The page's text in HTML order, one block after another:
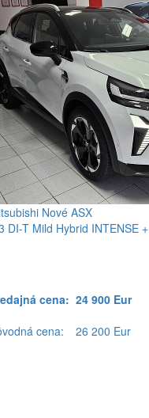
Nové ASX
DI-T Mild Hybrid INTENSE +
cena: 24 900 Eur
cena:
26 200 Eur